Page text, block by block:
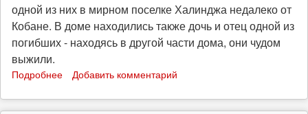
одной из них в мирном поселке Халинджа недалеко от
Кобане. В доме находились также дочь и отец одной из
погибших - находясь в другой части дома, они чудом
выжили.
Подробнее
интернационалисток
Добавить комментарий